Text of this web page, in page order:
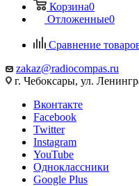
Корзина0
Отложенные0
Сравнение
zakaz@radiocompas.ru
г. Чебоксары, ул.
Вконтакте
Facebook
Twitter
Instagram
YouTube
Одноклассники
Google Plus